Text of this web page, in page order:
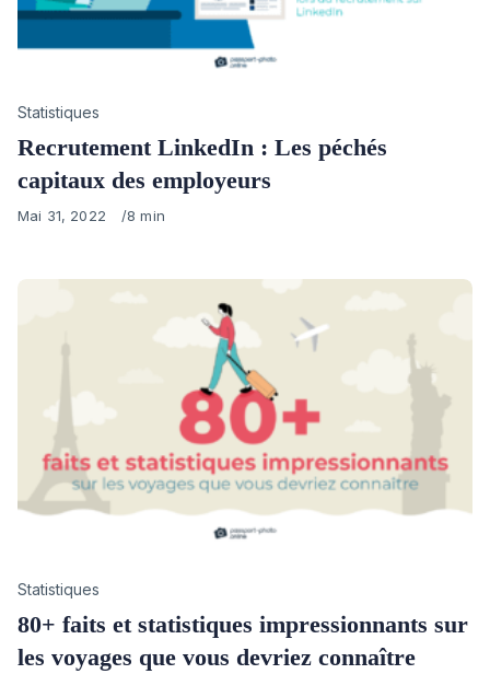
Category
Statistiques
Recrutement LinkedIn : Les péchés
capitaux des employeurs
Published
Mai 31, 2022 8 min
Category
Statistiques
80+ faits et statistiques impressionnants sur
les voyages que vous devriez connaître